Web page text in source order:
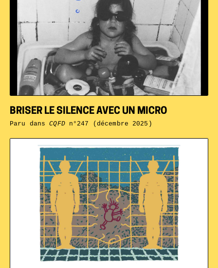
BRISER LE SILENCE AVEC UN MICRO
Paru dansCQFDn°247 (décembre 2025)